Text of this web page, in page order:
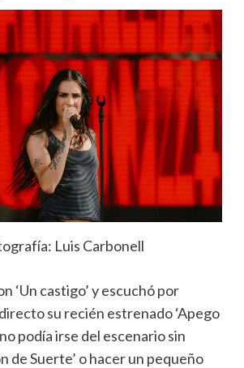
Luis Carbonell
‘Un castigo’ y escuchó por
su recién estrenado ‘Apego
no podía irse del escenario sin
de Suerte’ o hacer un pequeño